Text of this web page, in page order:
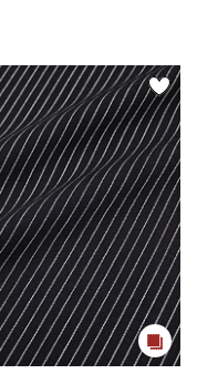
экране может
Для точного
образец ткани или
наличия образцов и